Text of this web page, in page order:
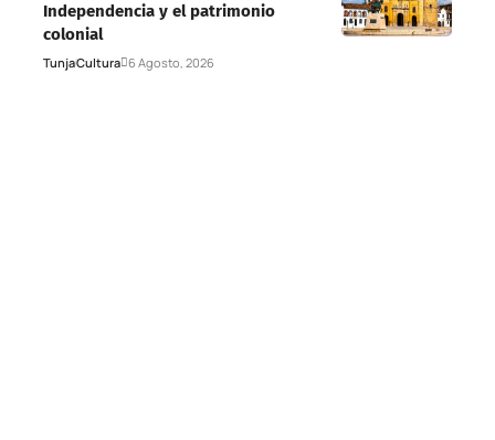
Independencia y el patrimonio
colonial
TunjaCultura 6 Agosto, 2026